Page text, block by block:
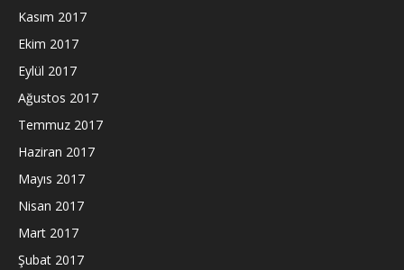
Kasım 2017
Ekim 2017
Eylül 2017
Ağustos 2017
Temmuz 2017
Haziran 2017
Mayıs 2017
Nisan 2017
Mart 2017
Şubat 2017